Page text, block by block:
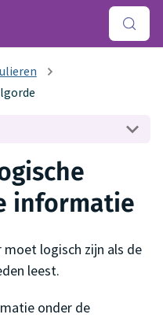
informatie
logisch zijn als de
leest.
onder de